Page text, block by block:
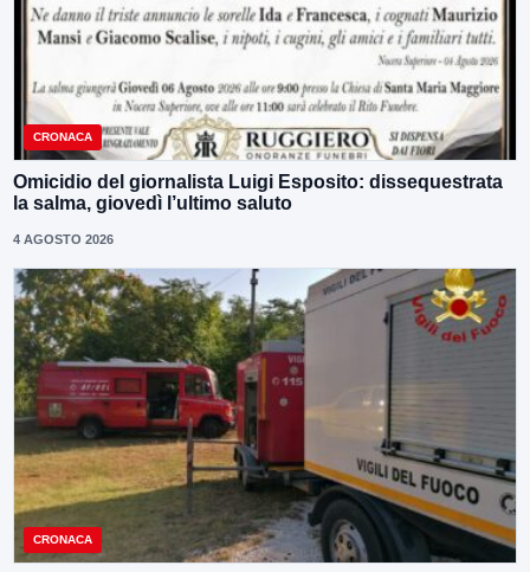
CRONACA
Omicidio del giornalista Luigi Esposito: dissequestrata
la salma, giovedì l’ultimo saluto
4 AGOSTO 2026
CRONACA